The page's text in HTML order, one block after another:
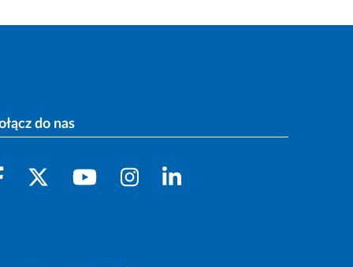
do nas